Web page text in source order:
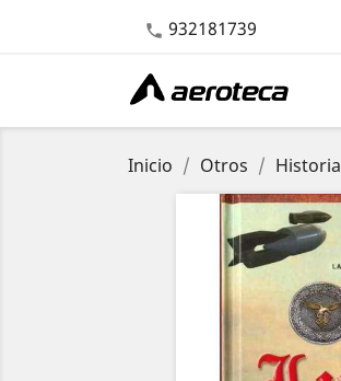
 932181739
Inicio Otros Historia